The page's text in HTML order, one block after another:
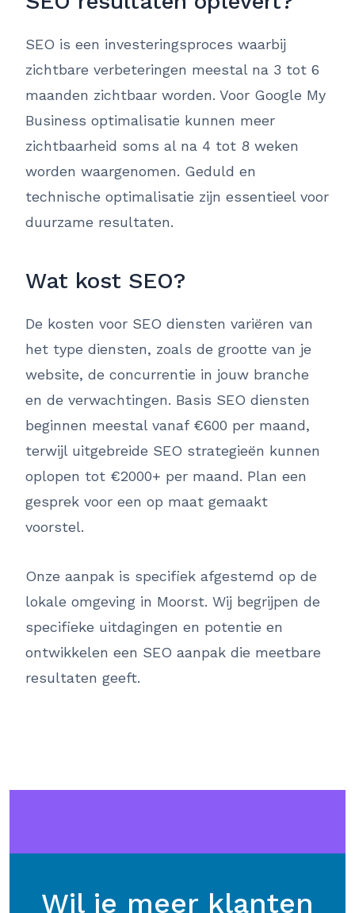
SEO is een investeringsproces waarbij
zichtbare verbeteringen meestal na 3 tot 6
maanden zichtbaar worden. Voor Google My
Business optimalisatie kunnen meer
zichtbaarheid soms al na 4 tot 8 weken
worden waargenomen. Geduld en
technische optimalisatie zijn essentieel voor
duurzame resultaten.
Wat kost SEO?
De kosten voor SEO diensten variëren van
het type diensten, zoals de grootte van je
website, de concurrentie in jouw branche
en de verwachtingen. Basis SEO diensten
beginnen meestal vanaf €600 per maand,
terwijl uitgebreide SEO strategieën kunnen
oplopen tot €2000+ per maand. Plan een
gesprek voor een op maat gemaakt
voorstel.
Onze aanpak is specifiek afgestemd op de
lokale omgeving in Moorst. Wij begrijpen de
specifieke uitdagingen en potentie en
ontwikkelen een SEO aanpak die meetbare
resultaten geeft.
Wil je meer klanten